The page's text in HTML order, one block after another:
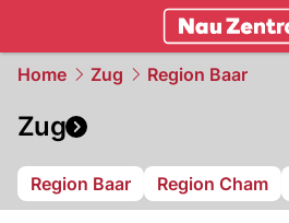
Home Zug Region Baar
Zug
Region Baar Region Cham